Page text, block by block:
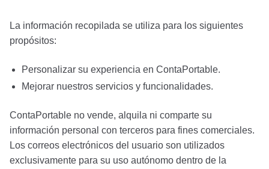
La información recopilada se utiliza para los siguientes
propósitos:
Personalizar su experiencia en ContaPortable.
Mejorar nuestros servicios y funcionalidades.
ContaPortable no vende, alquila ni comparte su
información personal con terceros para fines comerciales.
Los correos electrónicos del usuario son utilizados
exclusivamente para su uso autónomo dentro de la